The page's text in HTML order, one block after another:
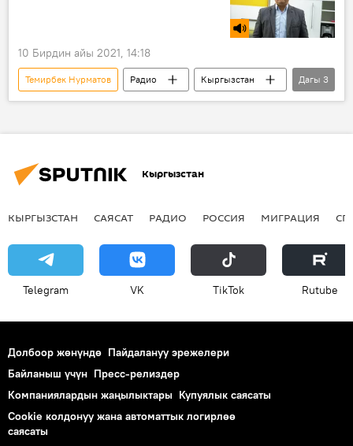
10 Бирдин айы 2021, 14:18
Темирбек Нурматов Радио
Кыргызстан
элчи
окутуу билим
Дагы 3
Кыргызстан
КЫРГЫЗСТАН САЯСАТ РАДИО РОССИЯ МИГРАЦИЯ
Telegram VK ТikТоk Rutube
Долбоор жөнүндө Пайдалануу эрежелери
Байланыш үчүн Пресс-релиздер
Компаниялардын жаңылыктары Купуялык саясаты
Cookie колдонуу жана автоматтык логирлөө
саясаты